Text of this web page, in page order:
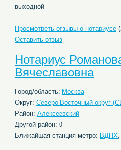
выходной
Просмотреть отзывы о нотариусе
Оставить отзыв
Нотариус
Вячеславовна
Город/область: Москва
Округ: Северо-Восточный округ
Район: Алексеевский
Другой район: 0
Ближайшая станция метро: ВДНХ,